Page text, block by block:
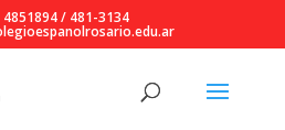
/ 481-3134